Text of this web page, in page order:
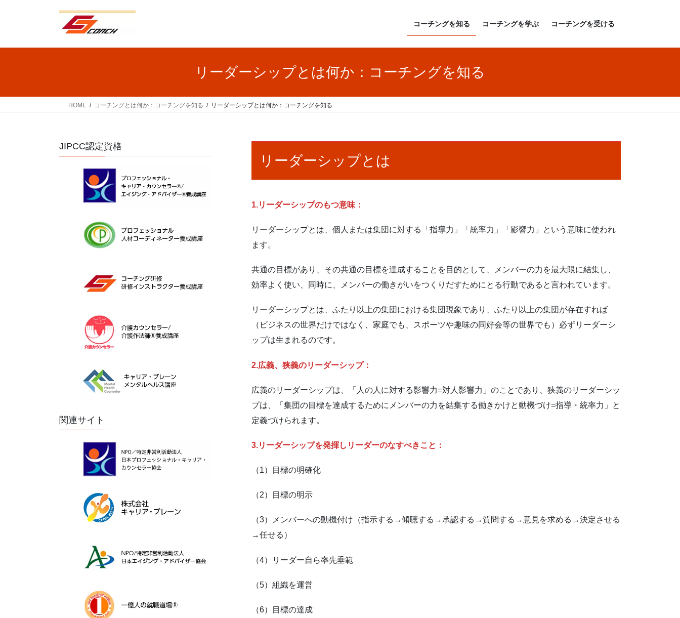
コーチングを知る コーチングを学ぶ コーチングを受ける
リーダーシップとは何か：コーチングを知る
HOME コーチングとは何か：コーチングを知る リーダーシップとは何か：コーチングを知る
リーダーシップとは
1.リーダーシップのもつ意味：
リーダーシップとは、個人または集団に対する「指導力」「統率力」「影響力」という意味に使われ
ます。
共通の目標があり、その共通の目標を達成することを目的として、メンバーの力を最大限に結集し、
効率よく使い、同時に、メンバーの働きがいをつくりだすためにとる行動であると言われています。
リーダーシップとは、ふたり以上の集団における集団現象であり、ふたり以上の集団が存在すれば
（ビジネスの世界だけではなく、家庭でも、スポーツや趣味の同好会等の世界でも）必ずリーダーシ
ップは生まれるのです。
2.広義、狭義のリーダーシップ：
広義のリーダーシップは、「人の人に対する影響力=対人影響力」のことであり、狭義のリーダーシッ
プは、「集団の目標を達成するためにメンバーの力を結集する働きかけと動機づけ=指導・統率力」と
定義づけられます。
3.リーダーシップを発揮しリーダーのなすべきこと：
（1）目標の明確化
（2）目標の明示
（3）メンバーへの動機付け（指示する→傾聴する→承認する→質問する→意見を求める→決定させる
→任せる）
（4）リーダー自ら率先垂範
（5）組織を運営
（6）目標の達成
JIPCC認定資格
関連サイト